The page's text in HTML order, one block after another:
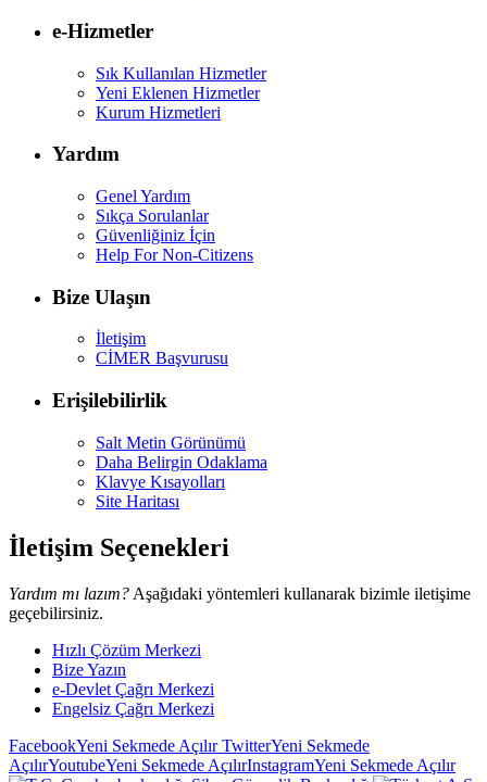
e-Hizmetler
Sık Kullanılan Hizmetler
Yeni Eklenen Hizmetler
Kurum Hizmetleri
Yardım
Genel Yardım
Sıkça Sorulanlar
Güvenliğiniz İçin
Help For Non-Citizens
Bize Ulaşın
İletişim
CİMER Başvurusu
Erişilebilirlik
Salt Metin Görünümü
Daha Belirgin Odaklama
Klavye Kısayolları
Site Haritası
İletişim Seçenekleri
Yardım mı lazım? Aşağıdaki yöntemleri kullanarak bizimle iletişime
geçebilirsiniz.
Hızlı Çözüm Merkezi
Bize Yazın
e-Devlet Çağrı Merkezi
Engelsiz Çağrı Merkezi
FacebookYeni Sekmede AçılırTwitterYeni Sekmede
AçılırYoutubeYeni Sekmede AçılırInstagramYeni Sekmede Açılır